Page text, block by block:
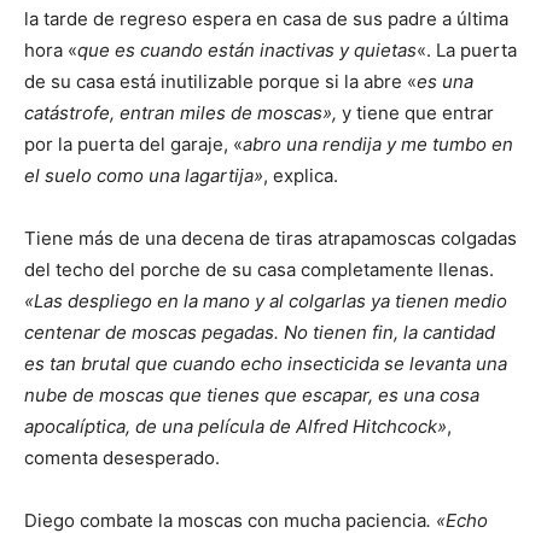
la tarde de regreso espera en casa de sus padre a última
hora «que es cuando están inactivas y quietas«. La puerta
de su casa está inutilizable porque si la abre «es una
catástrofe, entran miles de moscas», y tiene que entrar
por la puerta del garaje, «abro una rendija y me tumbo en
el suelo como una lagartija», explica.
Tiene más de una decena de tiras atrapamoscas colgadas
del techo del porche de su casa completamente llenas.
«Las despliego en la mano y al colgarlas ya tienen medio
centenar de moscas pegadas. No tienen fin, la cantidad
es tan brutal que cuando echo insecticida se levanta una
nube de moscas que tienes que escapar, es una cosa
apocalíptica, de una película de Alfred Hitchcock»,
comenta desesperado.
Diego combate la moscas con mucha paciencia. «Echo